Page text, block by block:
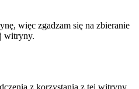
więc zgadzam się na zbieranie
witryny.